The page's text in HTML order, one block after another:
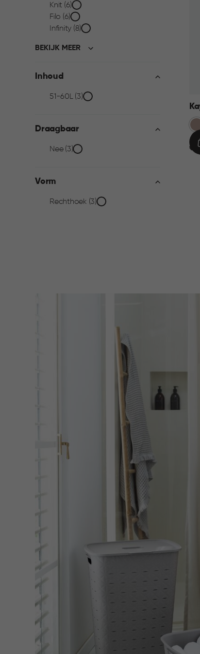
filter
Knit (6)
Filo (6)
Infinity (8)
BEKIJK MEER
Inhoud
Inhoud
filter
51-60L (3)
Draagbaar
Draagbaar
filter
Nee (3)
Vorm
Vorm
Rechthoek (3)
€€